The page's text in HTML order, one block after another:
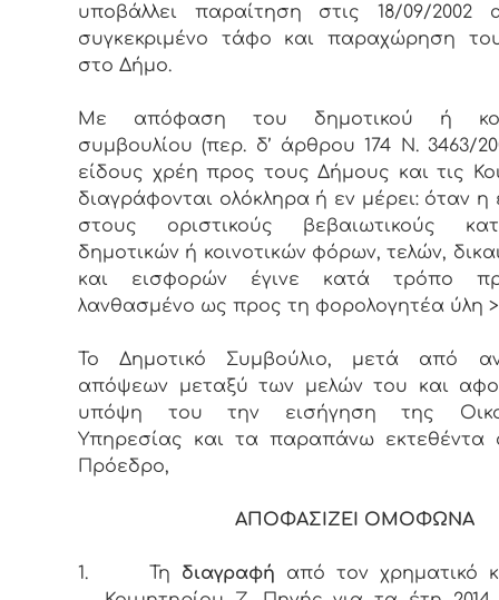
υποβάλλει παραίτηση στις 18/09/2002
συγκεκριμένο τάφο και παραχώρηση
στο Δήμο.
Με απόφαση του δημοτικού ή
συμβουλίου (περ. δ’ άρθρου 174 Ν. 3463/
είδους χρέη προς τους Δήμους και τις
διαγράφονται ολόκληρα ή εν μέρει: όταν η
στους οριστικούς βεβαιωτικούς
δημοτικών ή κοινοτικών φόρων, τελών,
και εισφορών έγινε κατά τρόπο
λανθασμένο ως προς τη φορολογητέα ύλη
Το Δημοτικό Συμβούλιο, μετά από
απόψεων μεταξύ των μελών του και
υπόψη του την εισήγηση της
Υπηρεσίας και τα παραπάνω εκτεθέντα
Πρόεδρο,
ΑΠΟΦΑΣΙΖΕΙ ΟΜΟΦΩΝΑ
1. Τη διαγραφή από τον χρηματικό